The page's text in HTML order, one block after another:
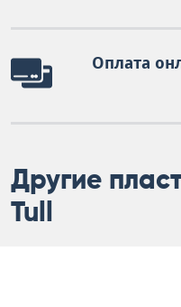
Оплата
Другие
Tull